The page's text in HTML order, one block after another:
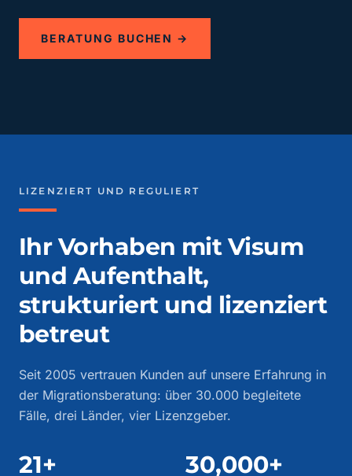
BERATUNG BUCHEN →
LIZENZIERT UND REGULIERT
Ihr Vorhaben mit Visum
und Aufenthalt,
strukturiert und lizenziert
betreut
Seit 2005 vertrauen Kunden auf unsere Erfahrung in
der Migrationsberatung: über 30.000 begleitete
Fälle, drei Länder, vier Lizenzgeber.
21+ 30,000+